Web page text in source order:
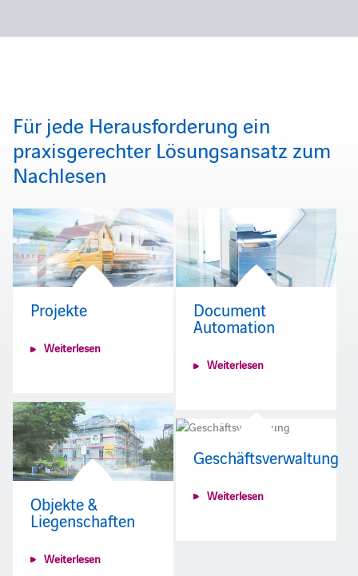
Für jede Herausforderung ein
praxisgerechter Lösungsansatz zum
Nachlesen
Projekte
Weiterlesen
Document
Automation
Weiterlesen
Objekte &
Liegenschaften
Weiterlesen
Geschäftsverwaltung
Weiterlesen